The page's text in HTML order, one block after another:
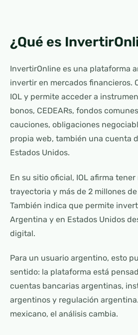
¿Qué es
InvertirOnline es una plataforma
invertir en mercados financieros.
IOL y permite acceder a
bonos, CEDEARs, fondos
cauciones, obligaciones
propia web, también una cuenta
Estados Unidos.
En su sitio oficial, IOL afirma
trayectoria y más de 2 millones
También indica que permite
Argentina y en Estados Unidos
digital.
Para un usuario argentino, esto
sentido: la plataforma está
cuentas bancarias argentinas,
argentinos y regulación
mexicano, el análisis cambia.